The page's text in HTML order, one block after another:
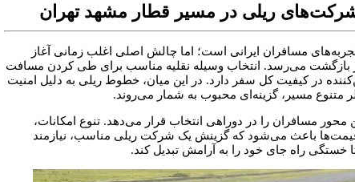
شرکت‌های ریلی در مسیر قطار مشهد تهران
مسافران ایرانی است؛ اما چالش اصلی اغلب زمانی آغاز
بازگشت می‌رسد. انتخاب وسیله نقلیه مناسب برای طی کردن مسافت
در کیفیت کل سفر دارد. در این میان، خطوط ریلی به دلیل امنیت
متنوع مسیر، گزینه‌ای محبوب به شمار می‌روند.
محور مسافران را در دوراهی انتخاب قرار می‌دهد. تنوع امکانات،
باعث می‌شود که گزینش یک شرکت ریلی مناسب، نیازمند
راه جای خود را به آرامش تبدیل کند.